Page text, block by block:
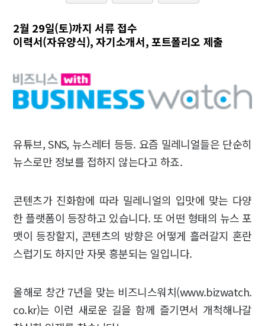
2월 29일(토)까지 서류 접수
이력서(자유양식), 자기소개서, 포트폴리오 제출
유튜브, SNS, 뉴스레터 등등. 요즘 밀레니얼들은 단순히
뉴스로만 정보를 접하지 않는다고 하죠.
콘텐츠가 진화함에 따라 밀레니얼의 입맛에 맞는 다양
한 플랫폼이 등장하고 있습니다. 또 어떤 형태의 뉴스 포
맷이 등장할지, 콘텐츠의 방향은 어떻게 흘러갈지 혼란
스럽기도 하지만 자못 흥분되는 일입니다.
올해로 창간 7년을 맞는 비즈니스워치(www.bizwatch.
co.kr)는 이런 새로운 길을 함께 즐기면서 개척해나갈